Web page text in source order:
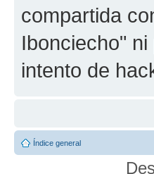
compartida
Ibonciecho"
intento de
Índice general